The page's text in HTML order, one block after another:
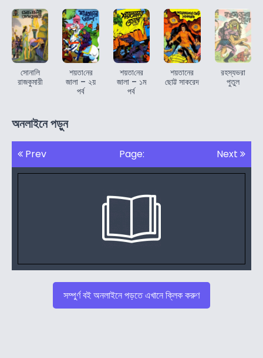
সোনালি
রাজকুমারী
শয়তা‌নের
জালা – ২য়
পর্ব
শয়তা‌নের
জালা – ১ম
পর্ব
শয়তানের
ছোট্ট সাকরেদ
রহস্যভরা
পুতুল
অনলাইনে পড়ুন
Prev Page: Next
সম্পুর্ণ বই অনলাইনে পড়তে এখানে ক্লিক করুণ